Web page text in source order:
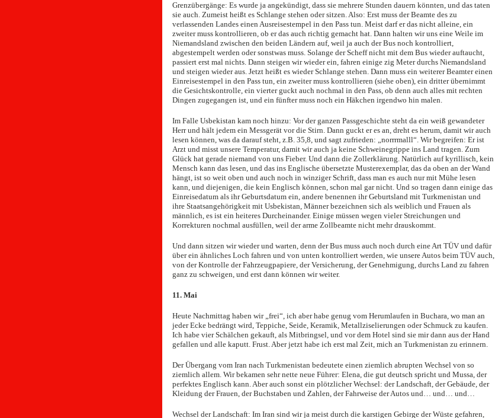
Grenzübergänge: Es wurde ja angekündigt, dass sie mehrere Stunden dauern könnten, und das taten
sie auch. Zumeist heißt es Schlange stehen oder sitzen. Also: Erst muss der Beamte des zu
verlassenden Landes einen Ausreisestempel in den Pass tun. Meist darf er das nicht alleine, ein
zweiter muss kontrollieren, ob er das auch richtig gemacht hat. Dann halten wir uns eine Weile im
Niemandsland zwischen den beiden Ländern auf, weil ja auch der Bus noch kontrolliert,
abgestempelt werden oder sonstwas muss. Solange der Scheff nicht mit dem Bus wieder auftaucht,
passiert erst mal nichts. Dann steigen wir wieder ein, fahren einige zig Meter durchs Niemandsland
und steigen wieder aus. Jetzt heißt es wieder Schlange stehen. Dann muss ein weiterer Beamter einen
Einreisestempel in den Pass tun, ein zweiter muss kontrollieren (siehe oben), ein dritter übernimmt
die Gesichtskontrolle, ein vierter guckt auch nochmal in den Pass, ob denn auch alles mit rechten
Dingen zugegangen ist, und ein fünfter muss noch ein Häkchen irgendwo hin malen.
Im Falle Usbekistan kam noch hinzu: Vor der ganzen Passgeschichte steht da ein weiß gewandeter
Herr und hält jedem ein Messgerät vor die Stirn. Dann guckt er es an, dreht es herum, damit wir auch
lesen können, was da darauf steht, z.B. 35,8, und sagt zufrieden: „norrrmalll“. Wir begreifen: Er ist
Arzt und misst unsere Temperatur, damit wir auch ja keine Schweinegrippe ins Land tragen. Zum
Glück hat gerade niemand von uns Fieber. Und dann die Zollerklärung. Natürlich auf kyrillisch, kein
Mensch kann das lesen, und das ins Englische übersetzte Musterexemplar, das da oben an der Wand
hängt, ist so weit oben und auch noch in winziger Schrift, dass man es auch nur mit Mühe lesen
kann, und diejenigen, die kein Englisch können, schon mal gar nicht. Und so tragen dann einige das
Einreisedatum als ihr Geburtsdatum ein, andere benennen ihr Geburtsland mit Turkmenistan und
ihre Staatsangehörigkeit mit Usbekistan, Männer bezeichnen sich als weiblich und Frauen als
männlich, es ist ein heiteres Durcheinander. Einige müssen wegen vieler Streichungen und
Korrekturen nochmal ausfüllen, weil der arme Zollbeamte nicht mehr drauskommt.
Und dann sitzen wir wieder und warten, denn der Bus muss auch noch durch eine Art TÜV und dafür
über ein ähnliches Loch fahren und von unten kontrolliert werden, wie unsere Autos beim TÜV auch,
von der Kontrolle der Fahrzeugpapiere, der Versicherung, der Genehmigung, durchs Land zu fahren
ganz zu schweigen, und erst dann können wir weiter.
11. Mai
Heute Nachmittag haben wir „frei“, ich aber habe genug vom Herumlaufen in Buchara, wo man an
jeder Ecke bedrängt wird, Teppiche, Seide, Keramik, Metallziselierungen oder Schmuck zu kaufen.
Ich habe vier Schälchen gekauft, als Mitbringsel, und vor dem Hotel sind sie mir dann aus der Hand
gefallen und alle kaputt. Frust. Aber jetzt habe ich erst mal Zeit, mich an Turkmenistan zu erinnern.
Der Übergang vom Iran nach Turkmenistan bedeutete einen ziemlich abrupten Wechsel von so
ziemlich allem. Wir bekamen sehr nette neue Führer: Elena, die gut deutsch spricht und Mussa, der
perfektes Englisch kann. Aber auch sonst ein plötzlicher Wechsel: der Landschaft, der Gebäude, der
Kleidung der Frauen, der Buchstaben und Zahlen, der Fahrweise der Autos und… und… und…
Wechsel der Landschaft: Im Iran sind wir ja meist durch die karstigen Gebirge der Wüste gefahren,